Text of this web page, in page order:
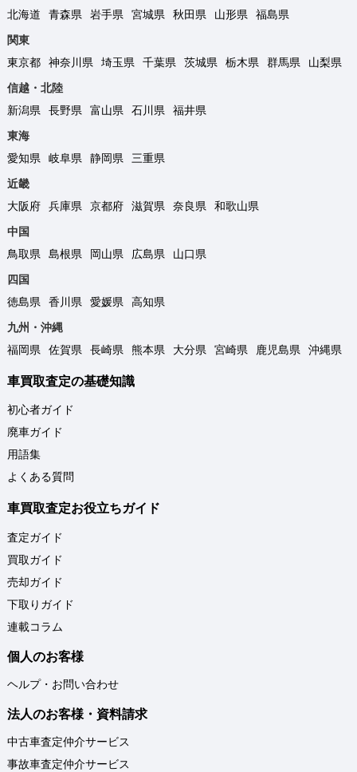
北海道
青森県 岩手県 宮城県 秋田県 山形県
福島県
関東
東京都
神奈川県 埼玉県 千葉県 茨城県 栃木県 群馬県
山梨県
信越・北陸
新潟県
長野県 富山県 石川県
福井県
東海
愛知県
岐阜県 静岡県
三重県
近畿
大阪府
兵庫県 京都府 滋賀県 奈良県
和歌山県
中国
鳥取県
島根県 岡山県 広島県
山口県
四国
徳島県
香川県 愛媛県
高知県
九州・沖縄
福岡県
佐賀県 長崎県 熊本県 大分県 宮崎県 鹿児島県 沖縄県
車買取査定の基礎知識
初心者ガイド
廃車ガイド
用語集
よくある質問
車買取査定お役立ちガイド
査定ガイド
買取ガイド
売却ガイド
下取りガイド
連載コラム
個人のお客様
ヘルプ・お問い合わせ
法人のお客様・資料請求
中古車査定仲介サービス
事故車査定仲介サービス